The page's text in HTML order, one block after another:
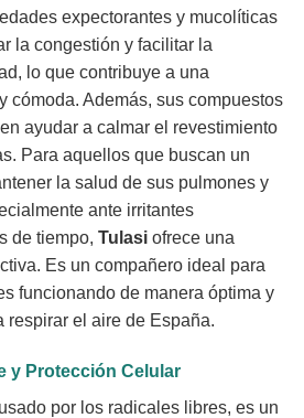
expectorantes y mucolíticas
la congestión y facilitar la
lo que contribuye a una
cómoda. Además, sus compuestos
ayudar a calmar el revestimiento
Para aquellos que buscan un
la salud de sus pulmones y
ante irritantes
de tiempo, Tulasi ofrece una
Es un compañero ideal para
funcionando de manera óptima y
respirar el aire de España.
y Protección Celular
por los radicales libres, es un